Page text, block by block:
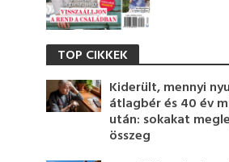
TOP CIKKEK
Kiderült, mennyi
átlagbér és 40 év
után: sokakat
összeg